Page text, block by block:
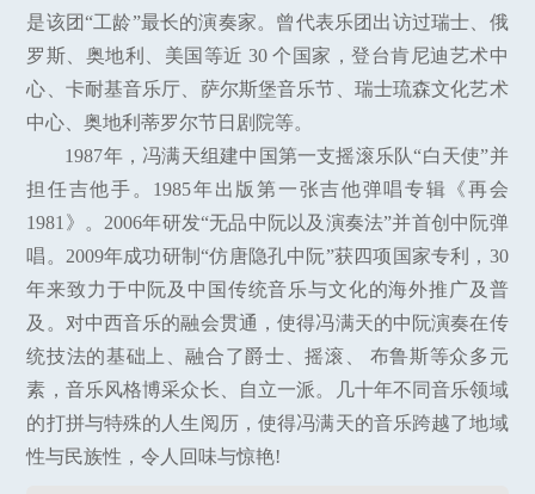
是该团“工龄”最长的演奏家。曾代表乐团出访过瑞士、俄
罗斯、奥地利、美国等近 30 个国家，登台肯尼迪艺术中
心、卡耐基音乐厅、萨尔斯堡音乐节、瑞士琉森文化艺术
中心、奥地利蒂罗尔节日剧院等。
1987年，冯满天组建中国第一支摇滚乐队“白天使”并
担任吉他手。1985年出版第一张吉他弹唱专辑《再会
1981》。2006年研发“无品中阮以及演奏法”并首创中阮弹
唱。2009年成功研制“仿唐隐孔中阮”获四项国家专利，30
年来致力于中阮及中国传统音乐与文化的海外推广及普
及。对中西音乐的融会贯通，使得冯满天的中阮演奏在传
统技法的基础上、融合了爵士、摇滚、 布鲁斯等众多元
素，音乐风格博采众长、自立一派。几十年不同音乐领域
的打拼与特殊的人生阅历，使得冯满天的音乐跨越了地域
性与民族性，令人回味与惊艳!